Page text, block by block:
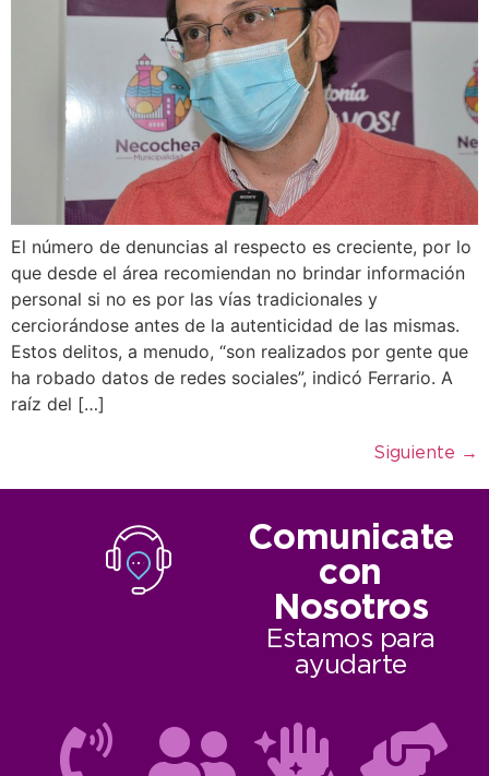
El número de denuncias al respecto es creciente, por lo
que desde el área recomiendan no brindar información
personal si no es por las vías tradicionales y
cerciorándose antes de la autenticidad de las mismas.
Estos delitos, a menudo, “son realizados por gente que
ha robado datos de redes sociales”, indicó Ferrario. A
raíz del […]
Siguiente →
Comunicate
con
Nosotros
Estamos para
ayudarte